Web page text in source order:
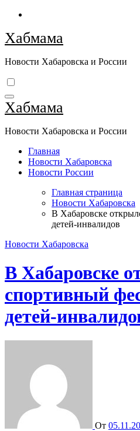
Перейти
содержимому
Хабмама
Новости Хабаровска и России
Хабмама
Новости Хабаровска и России
Главная
Новости Хабаровска
Новости России
Главная страница
Новости Хабаровска
В Хабаровске
детей-инвалидов
Новости Хабаровска
В Хабаровске
спортивный
детей-
От